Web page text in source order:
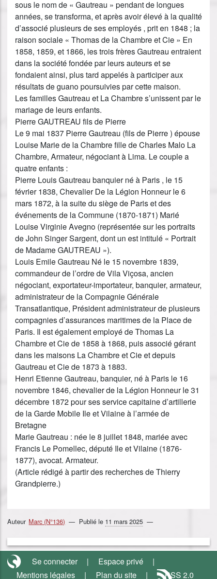
sous le nom de « Gautreau » pendant de longues
années, se transforma, et après avoir élevé à la qualité
d’associé plusieurs de ses employés , prit en 1848 ; la
raison sociale « Thomas de la Chambre et Cie » En
1858, 1859, et 1866, les trois frères Gautreau entraient
dans la société fondée par leurs auteurs et se
fondaient ainsi, plus tard appelés à participer aux
résultats de guano poursuivies par cette maison.
Les familles Gautreau et La Chambre s’unissent par le
mariage de leurs enfants.
Pierre GAUTREAU fils de Pierre
Le 9 mai 1837 Pierre Gautreau (fils de Pierre ) épouse
Louise Marie de la Chambre fille de Charles Malo La
Chambre, Armateur, négociant à Lima. Le couple a
quatre enfants :
Pierre Louis Gautreau banquier né à Paris , le 15
février 1838, Chevalier De la Légion Honneur le 6
mars 1872, à la suite du siège de Paris et des
événements de la Commune (1870-1871) Marié
Louise Virginie Avegno (représentée sur les portraits
de John Singer Sargent, dont un est intitulé « Portrait
de Madame GAUTREAU »).
Louis Emile Gautreau Né le 15 novembre 1839,
commandeur de l’ordre de Vila Viçosa, ancien
négociant, exportateur-importateur, banquier, armateur,
administrateur de la Compagnie Générale
Transatlantique, Président administrateur de plusieurs
compagnies d’assurances maritimes de la Place de
Paris. Il est également employé de Thomas La
Chambre et Cie de 1858 à 1868, puis associé gérant
dans les maisons La Chambre et Cie et depuis
Gautreau et Cie de 1873 à 1883.
Henri Etienne Gautreau, banquier, né à Paris le 16
novembre 1846, chevalier de la Légion Honneur le 31
décembre 1872 pour ses service capitaine d’artillerie
de la Garde Mobile Ile et Vilaine à l’armée de
Bretagne
Marie Gautreau : née le 8 juillet 1848, mariée avec
Francis Le Pomellec, député Ile et Vilaine (1876-
1877), avocat. Armateur.
(Article rédigé à partir des recherches de Thierry
Grandpierre.)
Auteur Marc (N°136) Publié le 11 mars 2025
Se connecter
Espace privé
Mentions légales
Plan du site RSS 2.0